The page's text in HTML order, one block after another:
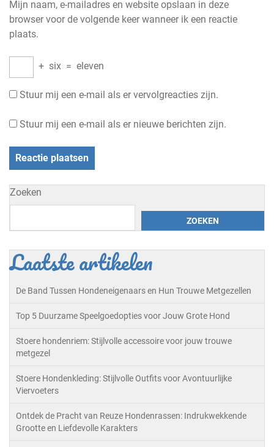
Mijn naam, e-mailadres en website opslaan in deze
browser voor de volgende keer wanneer ik een reactie
plaats.
+ six = eleven
Stuur mij een e-mail als er vervolgreacties zijn.
Stuur mij een e-mail als er nieuwe berichten zijn.
Zoeken
ZOEKEN
Laatste artikelen
De Band Tussen Hondeneigenaars en Hun Trouwe Metgezellen
Top 5 Duurzame Speelgoedopties voor Jouw Grote Hond
Stoere hondenriem: Stijlvolle accessoire voor jouw trouwe
metgezel
Stoere Hondenkleding: Stijlvolle Outfits voor Avontuurlijke
Viervoeters
Ontdek de Pracht van Reuze Hondenrassen: Indrukwekkende
Grootte en Liefdevolle Karakters